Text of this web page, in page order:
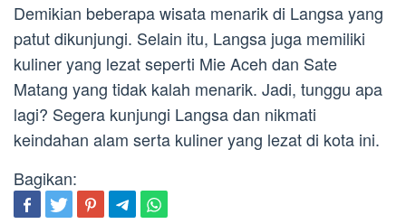
Demikian beberapa wisata menarik di Langsa yang
patut dikunjungi. Selain itu, Langsa juga memiliki
kuliner yang lezat seperti Mie Aceh dan Sate
Matang yang tidak kalah menarik. Jadi, tunggu apa
lagi? Segera kunjungi Langsa dan nikmati
keindahan alam serta kuliner yang lezat di kota ini.
Bagikan: